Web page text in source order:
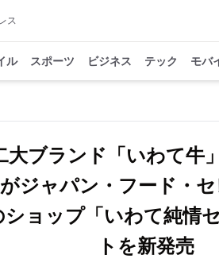
ス
ル スポーツ ビジネス テック モバ
大ブランド「いわて牛
ジャパン・フード・
ショップ「いわて純情
トを新発売